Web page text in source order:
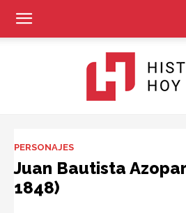
PERSONAJES
Juan Bautista
1848)